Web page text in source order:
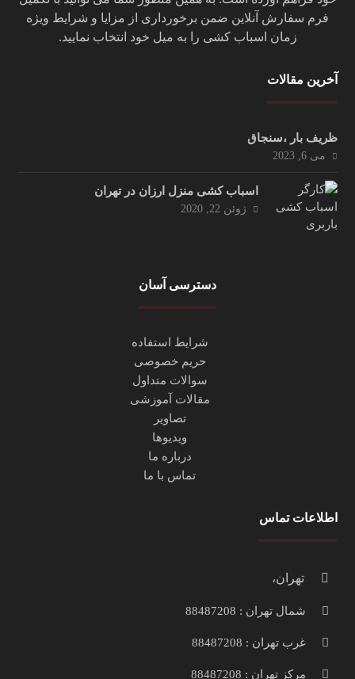
فرم سفارش آنلاین ضمن برخورداری از مزایا و شرایط ویژه
زمان اسباب کشی را به میل خود انتخاب نمایید.
آخرین مقالات
ظریف بار ،سنجاق
می 6, 2023
اسباب کشی منزل ارزان در تهران
ژوئن 22, 2020
دسترسی آسان
شرایط استفاده
حریم خصوصی
سوالات متداول
مقالات آموزشی
تصاویر
ویدیوها
درباره ما
تماس با ما
اطلاعات تماس
تهران،
شمال تهران : 88487208
غرب تهران : 88487208
مرکز تهران : 88487208